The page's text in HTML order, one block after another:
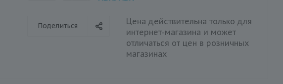
Поделиться
Цена действительна только для
интернет-магазина и может
отличаться от цен в розничных
магазинах